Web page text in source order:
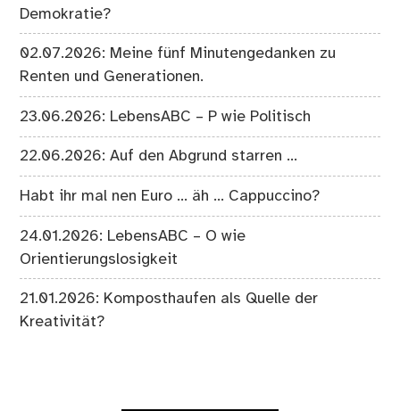
Demokratie?
02.07.2026: Meine fünf Minutengedanken zu
Renten und Generationen.
23.06.2026: LebensABC – P wie Politisch
22.06.2026: Auf den Abgrund starren …
Habt ihr mal nen Euro … äh … Cappuccino?
24.01.2026: LebensABC – O wie
Orientierungslosigkeit
21.01.2026: Komposthaufen als Quelle der
Kreativität?